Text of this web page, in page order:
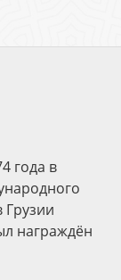
года в
награждён